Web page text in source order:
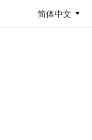
简体中文